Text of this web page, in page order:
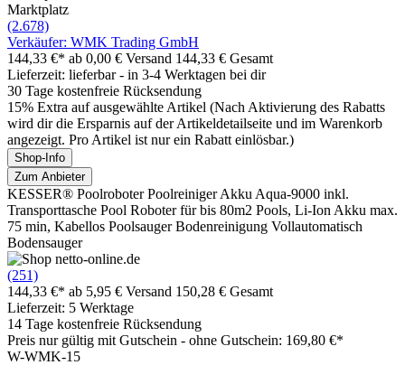
Marktplatz
(2.678)
Verkäufer: WMK Trading GmbH
144,33 €* ab 0,00 € Versand 144,33 € Gesamt
Lieferzeit: lieferbar - in 3-4 Werktagen bei dir
30 Tage kostenfreie Rücksendung
15% Extra auf ausgewählte Artikel (Nach Aktivierung des Rabatts
wird dir die Ersparnis auf der Artikeldetailseite und im Warenkorb
angezeigt. Pro Artikel ist nur ein Rabatt einlösbar.)
Shop-Info
Zum Anbieter
KESSER® Poolroboter Poolreiniger Akku Aqua-9000 inkl.
Transporttasche Pool Roboter für bis 80m2 Pools, Li-Ion Akku max.
75 min, Kabellos Poolsauger Bodenreinigung Vollautomatisch
Bodensauger
(251)
144,33 €* ab 5,95 € Versand 150,28 € Gesamt
Lieferzeit: 5 Werktage
14 Tage kostenfreie Rücksendung
Preis nur gültig mit Gutschein - ohne Gutschein: 169,80 €*
W-WMK-15